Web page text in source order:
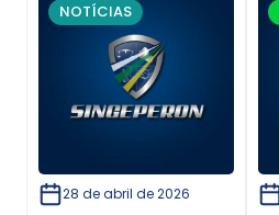
NOTÍCIAS
28 de abril de 2026